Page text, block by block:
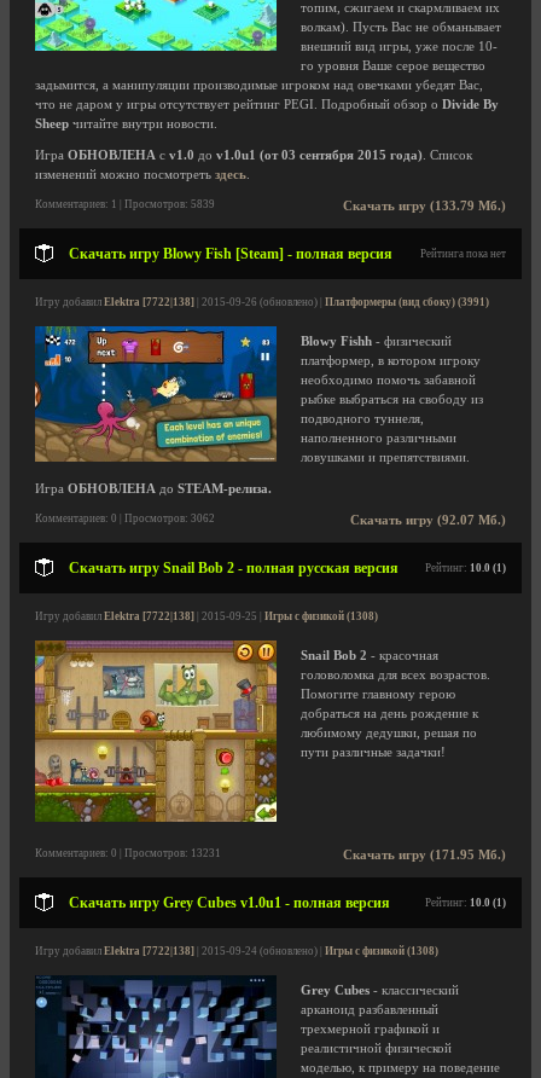
топим, сжигаем и скармливаем их
волкам). Пусть Вас не обманывает
внешний вид игры, уже после 10-
го уровня Ваше серое вещество
задымится, а манипуляции производимые игроком над овечками убедят Вас,
что не даром у игры отсутствует рейтинг PEGI. Подробный обзор о Divide By
Sheep читайте внутри новости.
Игра ОБНОВЛЕНА с v1.0 до v1.0u1 (от 03 сентября 2015 года) . Список
изменений можно посмотреть здесь
Скачать игру (133.79 Мб.)
Комментариев: 1 | Просмотров: 5839
Скачать игру Blowy Fish [Steam] - полная версия Рейтинга пока нет
Игру добавил Elektra [7722|138] | 2015-09-26 (обновлено) | Платформеры (вид сбоку) (3991)
Blowy Fishh - физический
платформер, в котором игроку
необходимо помочь забавной
рыбке выбраться на свободу из
подводного туннеля,
наполненного различными
ловушками и препятствиями.
Игра ОБНОВЛЕНА до STEAM-релиза.
Скачать игру (92.07 Мб.)
Комментариев: 0 | Просмотров: 3062
Скачать игру Snail Bob 2 - полная русская версия Рейтинг: 10.0 (1)
Игру добавил Elektra [7722|138] | 2015-09-25 | Игры с физикой (1308)
Snail Bob 2 - красочная
головоломка для всех возрастов.
Помогите главному герою
добраться на день рождение к
любимому дедушки, решая по
пути различные задачки!
Скачать игру (171.95 Мб.)
Комментариев: 0 | Просмотров: 13231
Скачать игру Grey Cubes v1.0u1 - полная версия Рейтинг: 10.0 (1)
Игру добавил Elektra [7722|138] | 2015-09-24 (обновлено) | Игры с физикой (1308)
Grey Cubes - классический
арканоид разбавленный
трехмерной графикой и
реалистичной физической
моделью, к примеру на поведение